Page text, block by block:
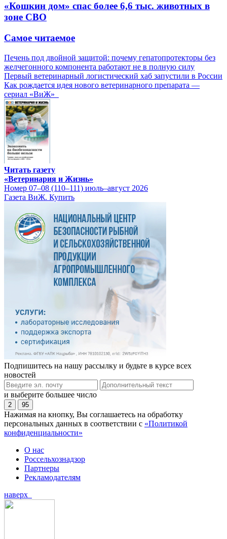
«Кошкин дом» спас более 6,6 тыс. животных в
зоне СВО
Самое читаемое
Печень под двойной защитой: почему гепатопротекторы без
желчегонного компонента работают не в полную силу
Первый ветеринарный логистический хаб запустили в России
Как рождается идея нового ветеринарного препарата —
сериал «ВиЖ»
Читать газету
«Ветеринария и Жизнь»
Номер 07–08 (110–111) июль–август 2026
Газета ВиЖ. Купить
Подпишитесь на нашу рассылку и будьте в курсе всех
новостей
и выберите большее число
2 95
Нажимая на кнопку, Вы соглашаетесь на обработку
персональных данных в соответствии с «Политикой
конфиденциальности»
О нас
Россельхознадзор
Партнеры
Рекламодателям
наверх